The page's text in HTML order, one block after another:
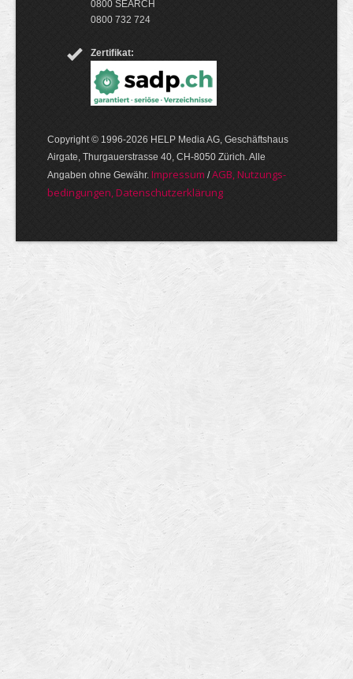
0800 SEARCH
0800 732 724
Zertifikat:
Copyright © 1996-2026 HELP Media AG, Geschäftshaus
Airgate, Thurgauer­strasse 40, CH-8050 Zürich. Alle
Angaben ohne Gewähr. Im­pres­sum /AGB, Nut­zungs­
bedin­gungen, Daten­schutz­er­klärung